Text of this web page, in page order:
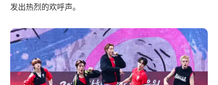
发出热烈的欢呼声。